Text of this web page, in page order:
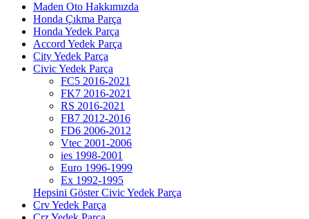
Maden Oto Hakkımızda
Honda Çıkma Parça
Honda Yedek Parça
Accord Yedek Parça
City Yedek Parça
Civic Yedek Parça
FC5 2016-2021
FK7 2016-2021
RS 2016-2021
FB7 2012-2016
FD6 2006-2012
Vtec 2001-2006
ies 1998-2001
Euro 1996-1999
Ex 1992-1995
Hepsini Göster Civic Yedek Parça
Crv Yedek Parça